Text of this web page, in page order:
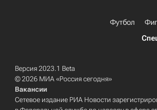
Футбол
Версия 2023.1 Beta
© 2026 МИА «Россия сегодня»
Вакансии
Сетевое издание РИА Новости